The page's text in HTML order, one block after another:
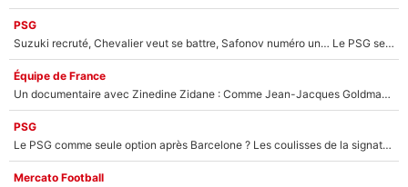
PSG
Suzuki recruté, Chevalier veut se battre, Safonov numéro un… Le PSG se lance encore dans un gros chantier pour le poste de gardien de but
Équipe de France
Un documentaire avec Zinedine Zidane : Comme Jean-Jacques Goldman et Mylène Farmer, le nouveau sélectionneur de l'équipe de France a recalé une journaliste très connue
PSG
Le PSG comme seule option après Barcelone ? Les coulisses de la signature historique de Lionel Messi sont révélées au grand jour !
Mercato Football